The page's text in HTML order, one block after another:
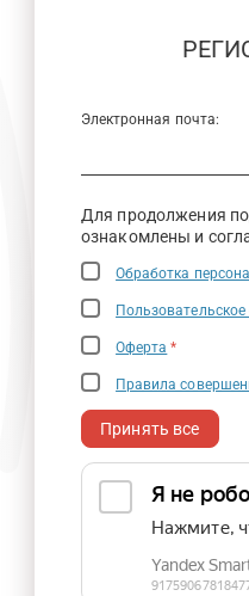
Электронная почта:
Для продолжения
ознакомлены и
Обработка
Оферта *
Правила
Принять все